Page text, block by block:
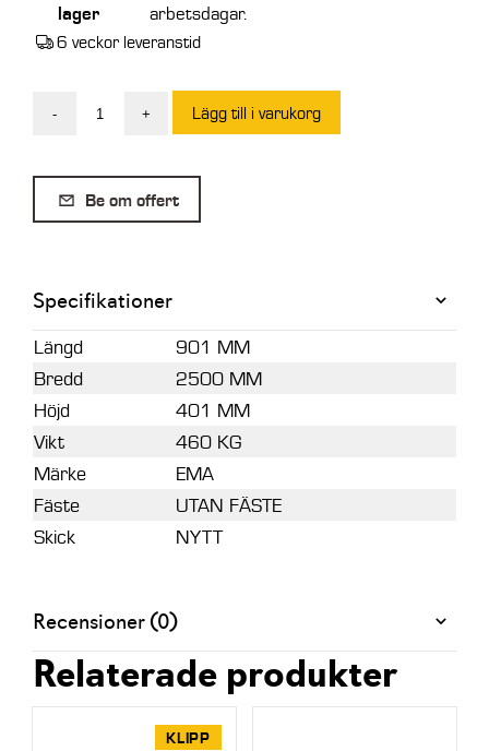
lager
arbetsdagar.
6 veckor leveranstid
-
Planeringsbalk
2500mm
fäste
mängd
+ Lägg till i varukorg
Be om offert
Specifikationer
Längd
901 MM
Bredd
2500 MM
Höjd
401 MM
Vikt
460 KG
Märke
EMA
Fäste
UTAN FÄSTE
Skick
NYTT
Recensioner (0)
Relaterade produkter
KLIPP